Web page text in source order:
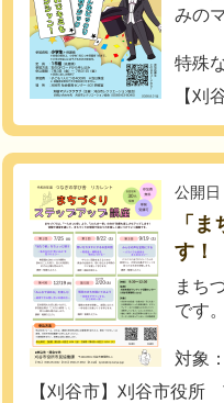
みの
特殊
【刈
公開
「
す！
まち
です。
対象
【刈谷市】刈谷市役所